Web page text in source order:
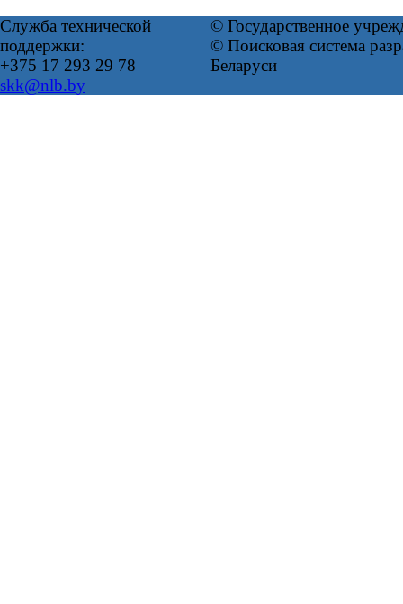
Служба технической
поддержки:
+375 17 293 29 78
skk@nlb.by
© Государственное
© Поисковая система
Беларуси